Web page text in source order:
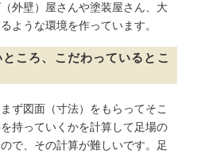
外壁）屋さんや塗装屋さん、大
ような環境を作っています。
ころ、こだわっているとこ
ず図面（寸法）をもらってそこ
持っていくかを計算して足場の
で、その計算が難しいです。足